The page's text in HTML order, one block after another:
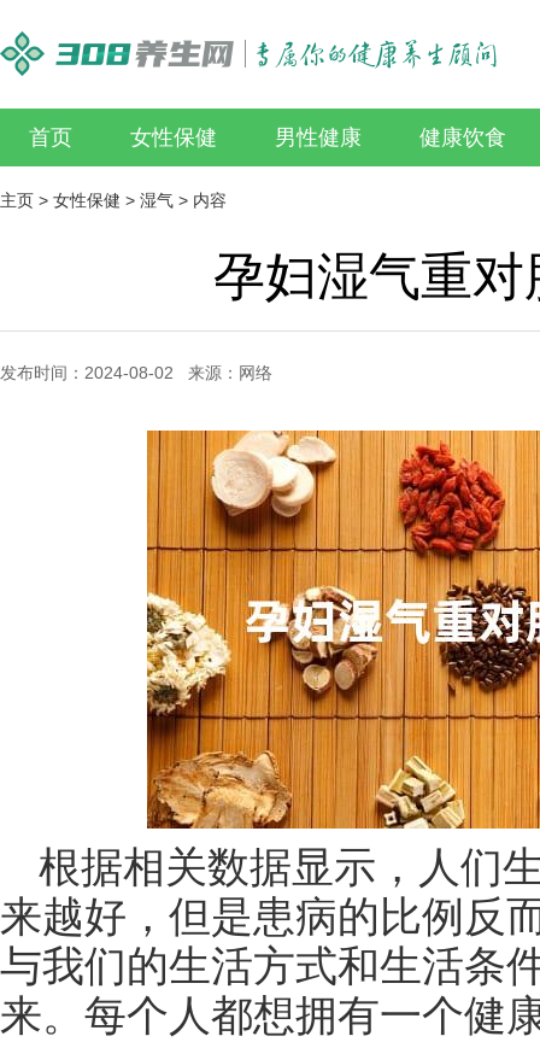
首页 女性保健 男性健康 健康饮食
主页 > 女性保健 > 湿气 > 内容
孕妇湿气重
发布时间：2024-08-02 来源：网络
根据相关数据显示，人们
来越好，但是患病的比例反
与我们的生活方式和生活条
来。每个人都想拥有一个健